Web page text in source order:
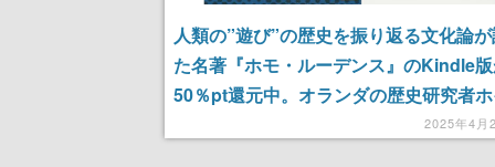
人類の”遊び”の歴史を振り返る文化論
た名著『ホモ・ルーデンス』のKindle
50％pt還元中。オランダの歴史研究者
ガ氏の語る、遊びと人間の文化の関わり
2025年4月